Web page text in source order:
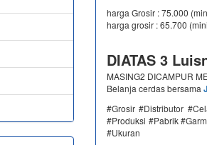
harga Grosir : 75.000
harga grosir : 65.700
DIATAS 3
MASING2 DICAMPUR
Belanja cerdas bersama
#Grosir #Distributor
#Produksi #Pabrik
#Ukuran